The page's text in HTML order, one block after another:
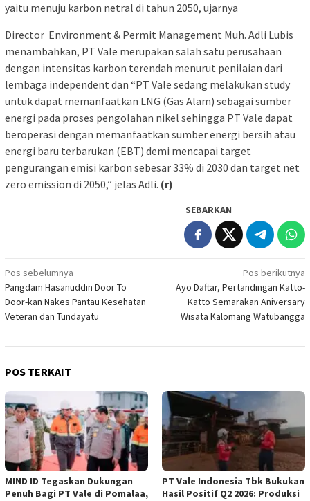
yaitu menuju karbon netral di tahun 2050, ujarnya
Director Environment & Permit Management Muh. Adli Lubis
menambahkan, PT Vale merupakan salah satu perusahaan
dengan intensitas karbon terendah menurut penilaian dari
lembaga independent dan “PT Vale sedang melakukan study
untuk dapat memanfaatkan LNG (Gas Alam) sebagai sumber
energi pada proses pengolahan nikel sehingga PT Vale dapat
beroperasi dengan memanfaatkan sumber energi bersih atau
energi baru terbarukan (EBT) demi mencapai target
pengurangan emisi karbon sebesar 33% di 2030 dan target net
zero emission di 2050,” jelas Adli. (r)
SEBARKAN
Navigasi
pos
Pos sebelumnya
Pangdam Hasanuddin Door To
Door-kan Nakes Pantau Kesehatan
Veteran dan Tundayatu
Pos berikutnya
Ayo Daftar, Pertandingan Katto-
Katto Semarakan Aniversary
Wisata Kalomang Watubangga
POS TERKAIT
MIND ID Tegaskan Dukungan
Penuh Bagi PT Vale di Pomalaa,
PT Vale Indonesia Tbk Bukukan
Hasil Positif Q2 2026: Produksi